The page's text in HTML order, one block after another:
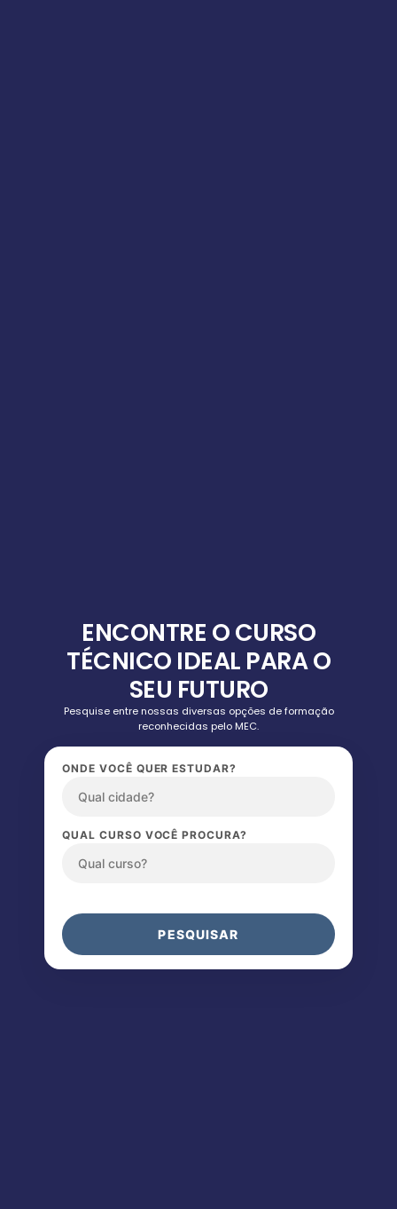
ENCONTRE O CURSO
TÉCNICO IDEAL PARA O
SEU FUTURO
Pesquise entre nossas diversas opções de formação
reconhecidas pelo MEC.
ONDE VOCÊ QUER ESTUDAR?
QUAL CURSO VOCÊ PROCURA?
PESQUISAR